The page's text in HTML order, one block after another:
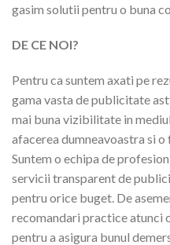
gasim solutii pentru o buna
DE CE NOI?
Pentru ca suntem axati pe
gama vasta de publicitate
mai buna vizibilitate in
afacerea dumneavoastra si o
Suntem o echipa de
servicii transparent de
pentru orice buget. De
recomandari practice atunci
pentru a asigura bunul